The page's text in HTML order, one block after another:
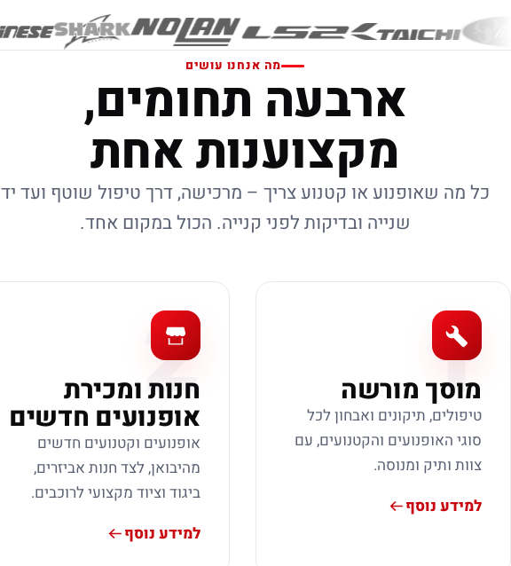
מה אנחנו עושים
ארבעה תחומים,
מקצוענות אחת
כל מה שאופנוע או קטנוע צריך – מרכישה, דרך טיפול שוטף ועד יד
שנייה ובדיקות לפני קנייה. הכול במקום אחד.
1
מוסך מורשה
טיפולים, תיקונים ואבחון לכל
סוגי האופנועים והקטנועים, עם
צוות ותיק ומנוסה.
למידע נוסף
2
חנות ומכירת
אופנועים חדשים
אופנועים וקטנועים חדשים
מהיבואן, לצד חנות אביזרים,
ביגוד וציוד מקצועי לרוכבים.
למידע נוסף